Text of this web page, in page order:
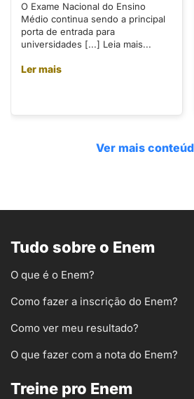
O Exame Nacional do Ensino
Médio continua sendo a principal
porta de entrada para
universidades [...] Leia mais...
Ler mais
Ver mais
Tudo sobre o Enem
O que é o Enem?
Como fazer a inscrição do Enem?
Como ver meu resultado?
O que fazer com a nota do Enem?
Treine pro Enem